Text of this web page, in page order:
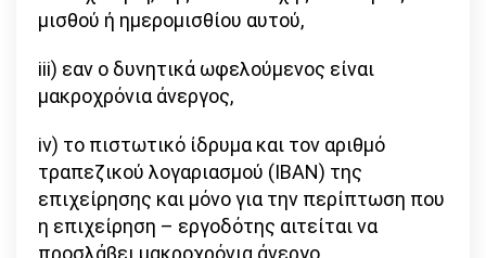
μισθού ή ημερομισθίου αυτού,
iii) εαν ο δυνητικά ωφελούμενος είναι
μακροχρόνια άνεργος,
iv) το πιστωτικό ίδρυμα και τον αριθμό
τραπεζικού λογαριασμού (IBAN) της
επιχείρησης και μόνο για την περίπτωση που
η επιχείρηση – εργοδότης αιτείται να